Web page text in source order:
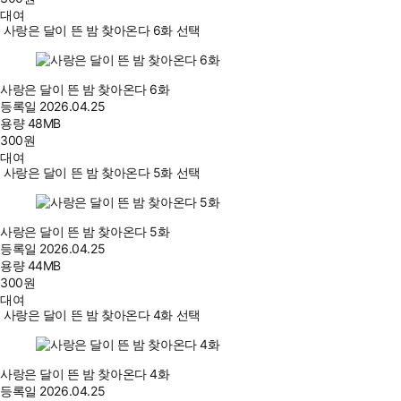
대여
사랑은 달이 뜬 밤 찾아온다 6화 선택
사랑은 달이 뜬 밤 찾아온다 6화
등록일 2026.04.25
용량48MB
300원
대여
사랑은 달이 뜬 밤 찾아온다 5화 선택
사랑은 달이 뜬 밤 찾아온다 5화
등록일 2026.04.25
용량44MB
300원
대여
사랑은 달이 뜬 밤 찾아온다 4화 선택
사랑은 달이 뜬 밤 찾아온다 4화
등록일 2026.04.25